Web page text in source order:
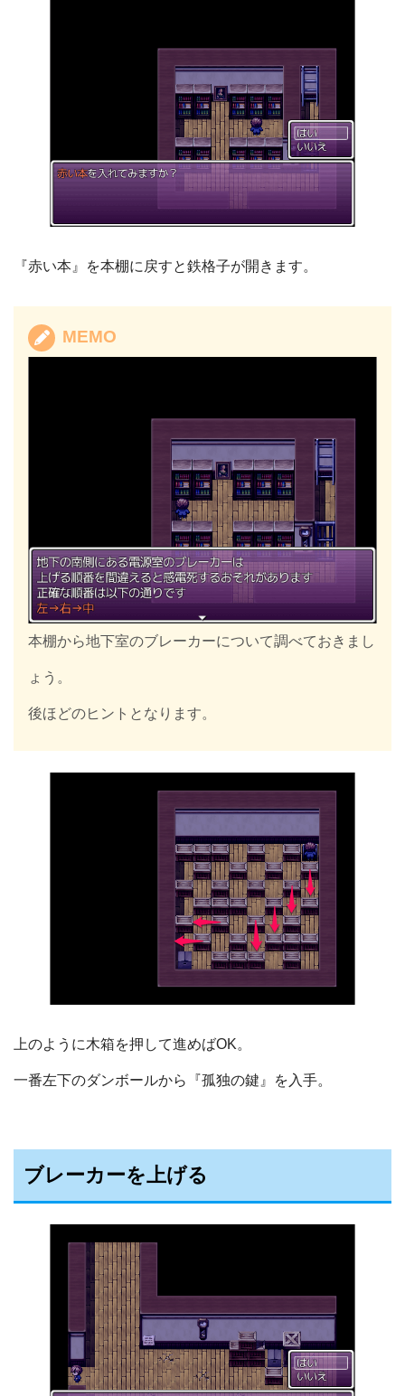
『赤い本』を本棚に戻すと鉄格子が開きます。
MEMO
本棚から地下室のブレーカーについて調べておきまし
ょう。
後ほどのヒントとなります。
上のように木箱を押して進めばOK。
一番左下のダンボールから『孤独の鍵』を入手。
ブレーカーを上げる